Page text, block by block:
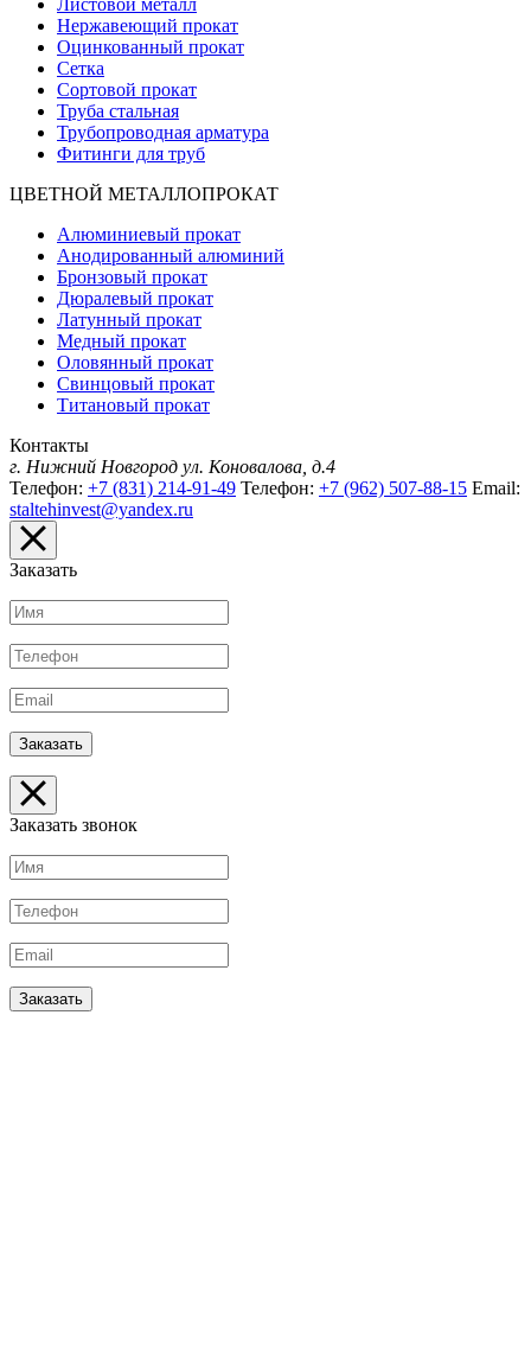
Нержавеющий прокат
Оцинкованный прокат
Сетка
Сортовой прокат
Труба стальная
Трубопроводная арматура
Фитинги для труб
ЦВЕТНОЙ МЕТАЛЛОПРОКАТ
Алюминиевый прокат
Анодированный алюминий
Бронзовый прокат
Дюралевый прокат
Латунный прокат
Медный прокат
Оловянный прокат
Свинцовый прокат
Титановый прокат
Контакты
г. Нижний Новгород ул. Коновалова, д.4
Телефон: +7 (831) 214-91-49 Телефон: +7 (962) 507-88-15 Email:
staltehinvest@yandex.ru
Заказать
Заказать звонок